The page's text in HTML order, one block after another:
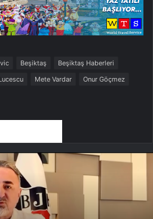
Beşiktaş
Beşiktaş Haberleri
Mete Vardar
Onur Göçmez